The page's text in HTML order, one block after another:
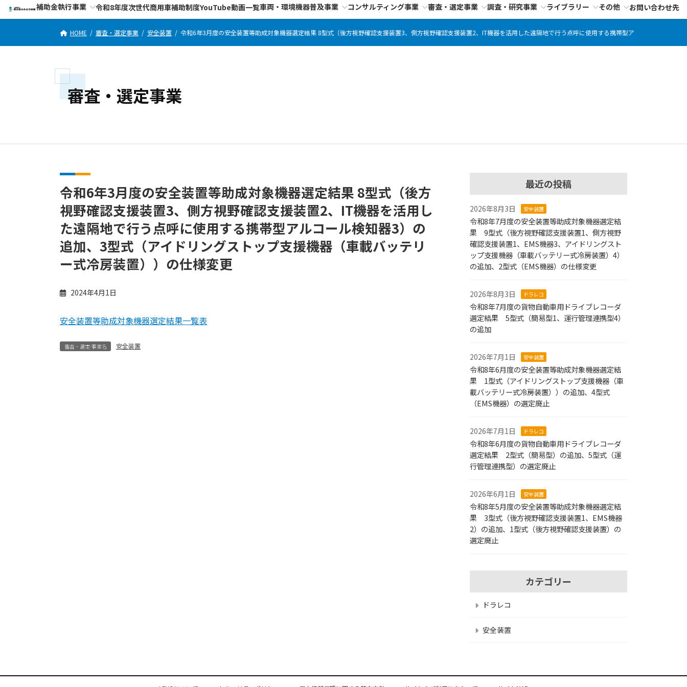
ン
ビ
補助金執行事業 令和8年度次世代商用車補助制度YouTube動画一覧車両・環境機器普及事業 コンサルティング事業 審査・選定事業 調査・研究事業 ライブラリー その他 お問い合わせ先
HOME 審査・選定事業 安全装置 令和6年3月度の安全装置等助成対象機器選定結果 8型式（後方視野確認支援装置3、側方視野確認支援装置2、IT機器を活用した遠隔地で行う点呼に使用する携帯型アルコール検知器
審査・選定事業
令和6年3月度の安全装置等助成対象機器選定結果 8型式（後方
視野確認支援装置3、側方視野確認支援装置2、IT機器を活用し
た遠隔地で行う点呼に使用する携帯型アルコール検知器3）の
追加、3型式（アイドリングストップ支援機器（車載バッテリ
ー式冷房装置））の仕様変更
2024年4月1日
安全装置等助成対象機器選定結果一覧表
審査・選定-事業名 安全装置
最近の投稿
2026年8月3日 安全装置
令和8年7月度の安全装置等助成対象機器選定結
果 9型式（後方視野確認支援装置1、側方視野
確認支援装置1、EMS機器3、アイドリングスト
ップ支援機器（車載バッテリー式冷房装置）4）
の追加、2型式（EMS機器）の仕様変更
2026年8月3日 ドラレコ
令和8年7月度の貨物自動車用ドライブレコーダ
選定結果 5型式（簡易型1、運行管理連携型4）
の追加
2026年7月1日 安全装置
令和8年6月度の安全装置等助成対象機器選定結
果 1型式（アイドリングストップ支援機器（車
載バッテリー式冷房装置））の追加、4型式
（EMS機器）の選定廃止
2026年7月1日 ドラレコ
令和8年6月度の貨物自動車用ドライブレコーダ
選定結果 2型式（簡易型）の追加、5型式（運
行管理連携型）の選定廃止
2026年6月1日 安全装置
令和8年5月度の安全装置等助成対象機器選定結
果 3型式（後方視野確認支援装置1、EMS機器
2）の追加、1型式（後方視野確認支援装置）の
選定廃止
カテゴリー
ドラレコ
安全装置